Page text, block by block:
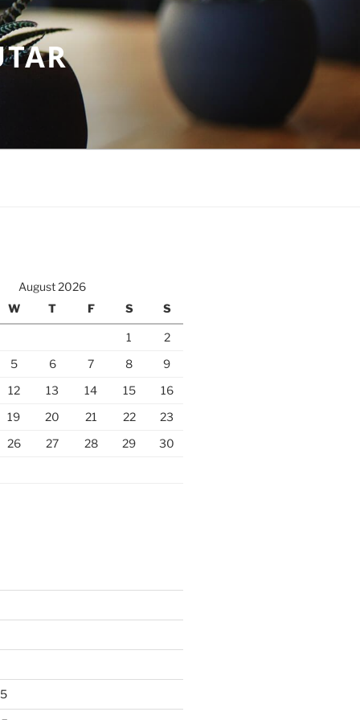
August 2026
W T F S S
1
2
5 6 7 8
9
12 13 14 15
16
19 20 21 22
23
26 27 28 29
30